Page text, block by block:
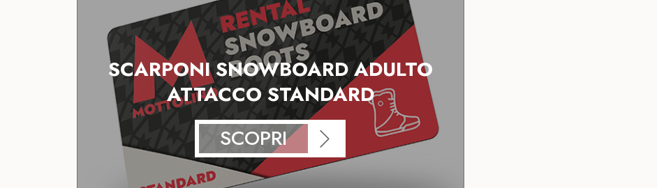
SCARPONI SNOWBOARD ADULTO
ATTACCO STANDARD
SCOPRI